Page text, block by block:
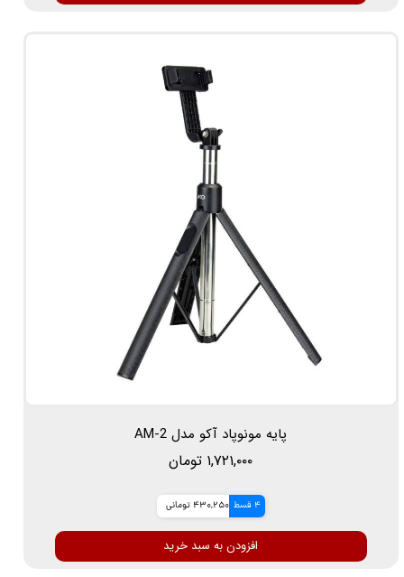
پایه مونوپاد آکو مدل AM-2
۱,۷۲۱,۰۰۰ تومان
4 قسط 430,250 تومانی
افزودن به سبد خرید